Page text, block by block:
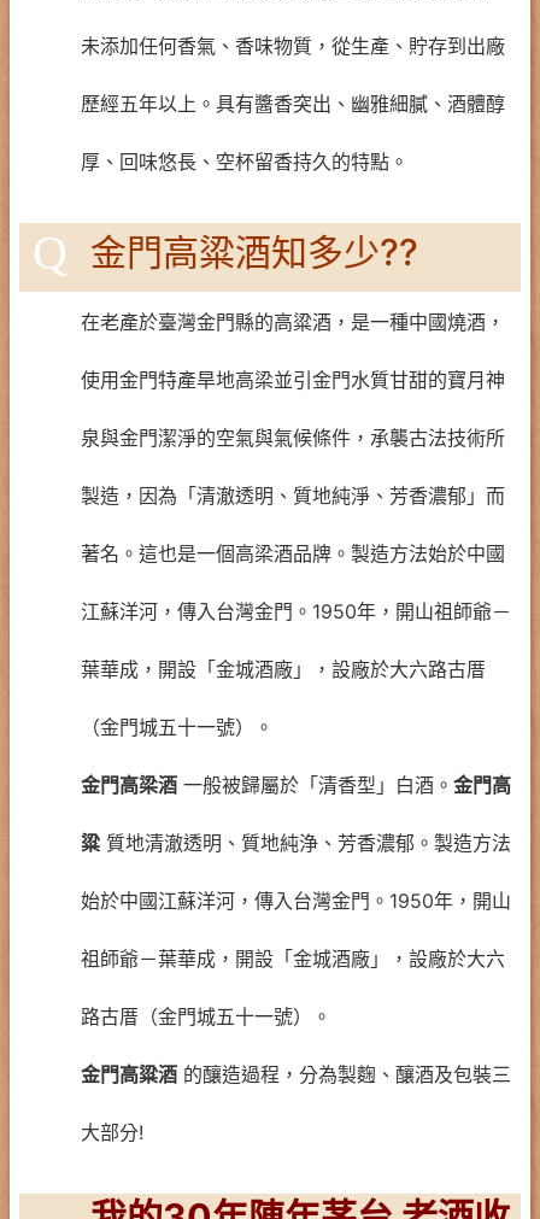
未添加任何香氣、香味物質，從生產、貯存到出廠
歷經五年以上。具有醬香突出、幽雅細膩、酒體醇
厚、回味悠長、空杯留香持久的特點。
Q 金門高粱酒知多少??
在老產於臺灣金門縣的高粱酒，是一種中國燒酒，
使用金門特產旱地高梁並引金門水質甘甜的寶月神
泉與金門潔淨的空氣與氣候條件，承襲古法技術所
製造，因為「清澈透明、質地純淨、芳香濃郁」而
著名。這也是一個高梁酒品牌。製造方法始於中國
江蘇洋河，傳入台灣金門。1950年，開山祖師爺－
葉華成，開設「金城酒廠」，設廠於大六路古厝
（金門城五十一號）。
金門高梁酒 一般被歸屬於「清香型」白酒。 金門高
粱 質地清澈透明、質地純浄、芳香濃郁。製造方法
始於中國江蘇洋河，傳入台灣金門。1950年，開山
祖師爺－葉華成，開設「金城酒廠」，設廠於大六
路古厝（金門城五十一號）。
金門高粱酒 的釀造過程，分為製麴、釀酒及包裝三
大部分!